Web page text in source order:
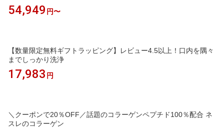
54,949 円〜
【数量限定無料ギフトラッピング】レビュー4.5以上！口内を隅々
までしっかり洗浄
17,983 円
＼クーポンで20％OFF／話題のコラーゲンペプチド100％配合 ネ
スレのコラーゲン